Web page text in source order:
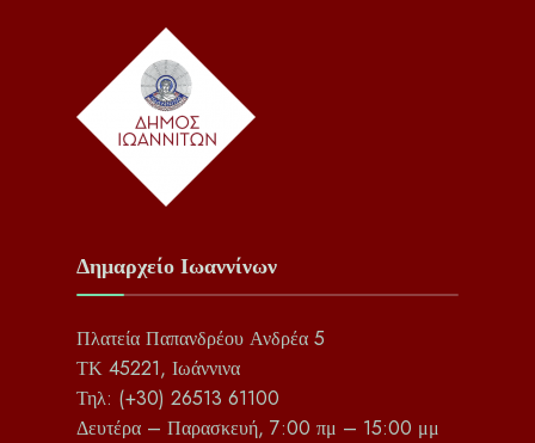
Δημαρχείο Ιωαννίνων
Πλατεία Παπανδρέου Ανδρέα 5
ΤΚ 45221, Ιωάννινα
Τηλ: (+30) 26513 61100
Δευτέρα – Παρασκευή, 7:00 πμ – 15:00 μμ